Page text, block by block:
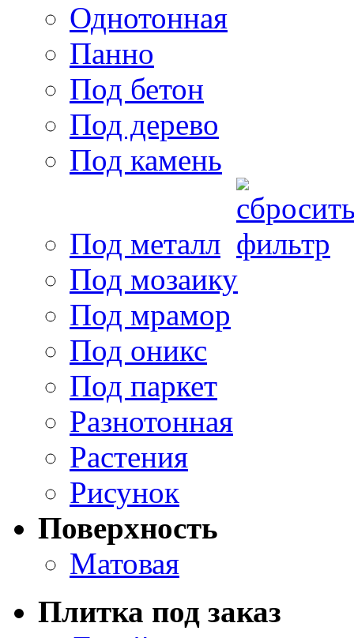
Однотонная
Панно
Под бетон
Под дерево
Под камень
Под металл
Под мозаику
Под мрамор
Под оникс
Под паркет
Разнотонная
Растения
Рисунок
Поверхность
Матовая
Плитка под заказ